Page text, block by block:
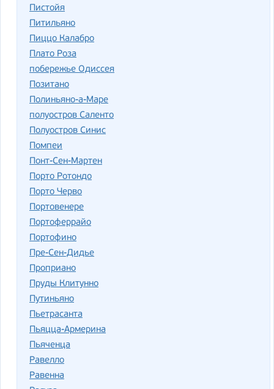
Пистойя
Питильяно
Пиццо Калабро
Плато Роза
побережье Одиссея
Позитано
Полиньяно-а-Маре
полуостров Саленто
Полуостров Синис
Помпеи
Понт-Сен-Мартен
Порто Ротондо
Порто Черво
Портовенере
Портоферрайо
Портофино
Пре-Сен-Дидье
Проприано
Пруды Клитунно
Путиньяно
Пьетрасанта
Пьяцца-Армерина
Пьяченца
Равелло
Равенна